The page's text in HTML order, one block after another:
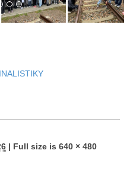
| Full size is640 × 480